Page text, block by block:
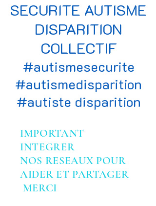
SECURITE AUTISME
DISPARITION
COLLECTIF
#autismesecurite
#autismedisparition
#autiste disparition
IMPORTANT
INTEGRER
NOS RESEAUX POUR
AIDER ET PARTAGER
MERCI